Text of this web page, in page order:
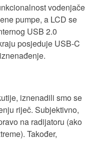
vodenjače
pumpe, a LCD se
USB 2.0
posjeduje USB-C
iznenadili smo se
riječ. Subjektivno,
na radijatoru (ako
Također,